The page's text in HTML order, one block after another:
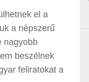
el a
a népszerű
nagyobb
beszélnek
feliratokat a